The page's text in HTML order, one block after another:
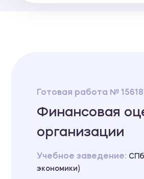
Готовая работа №
Финансовая
организации
Учебное заведение:
экономики)